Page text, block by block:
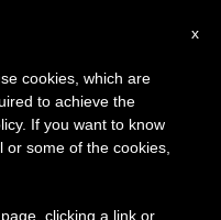
x
cookies, which are
to achieve the
If you want to know
some of the cookies,
clicking a link or